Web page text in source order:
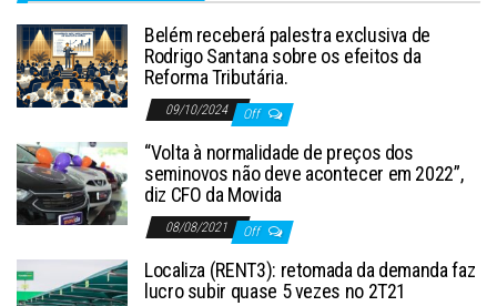
Belém receberá palestra exclusiva de
Rodrigo Santana sobre os efeitos da
Reforma Tributária.
09/10/2024 Off
“Volta à normalidade de preços dos
seminovos não deve acontecer em 2022”,
diz CFO da Movida
08/08/2021 Off
Localiza (RENT3): retomada da demanda faz
lucro subir quase 5 vezes no 2T21